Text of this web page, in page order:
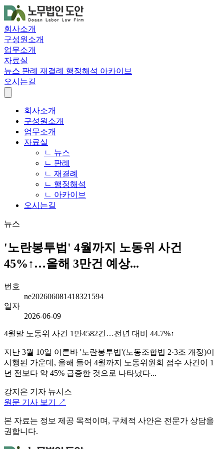
회사소개
구성원소개
업무소개
자료실
뉴스 판례 재결례 행정해석 아카이브
오시는길
회사소개
구성원소개
업무소개
자료실
ㄴ 뉴스
ㄴ 판례
ㄴ 재결례
ㄴ 행정해석
ㄴ 아카이브
오시는길
뉴스
'노란봉투법' 4월까지 노동위 사건
45%↑…올해 3만건 예상...
번호
ne202606081418321594
일자
2026-06-09
4월말 노동위 사건 1만4582건…전년 대비 44.7%↑
지난 3월 10일 이른바 '노란봉투법'(노동조합법 2·3조 개정)이
시행된 가운데, 올해 들어 4월까지 노동위원회 접수 사건이 1
년 전보다 약 45% 급증한 것으로 나타났다...
강지은 기자 뉴시스
원문 기사 보기 ↗
본 자료는 정보 제공 목적이며, 구체적 사안은 전문가 상담을
권합니다.